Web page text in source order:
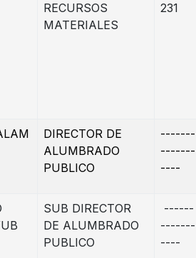
RECURSOS
MATERIALES
231
DIRECTOR DE
ALUMBRADO
PUBLICO
-------
-------
----
SUB DIRECTOR
DE ALUMBRADO
PUBLICO
------
-------
----